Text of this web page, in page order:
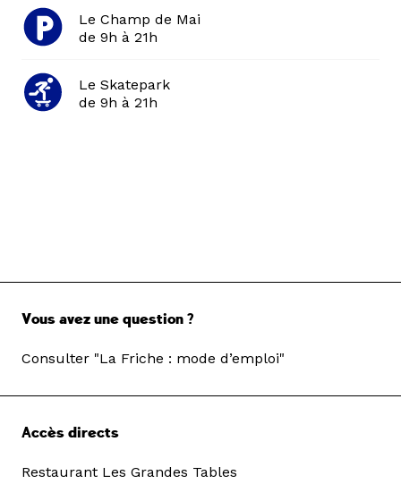
Le Champ de Mai
de 9h à 21h
Le Skatepark
de 9h à 21h
Vous avez une question ?
Consulter "La Friche : mode d’emploi"
Accès directs
Restaurant Les Grandes Tables